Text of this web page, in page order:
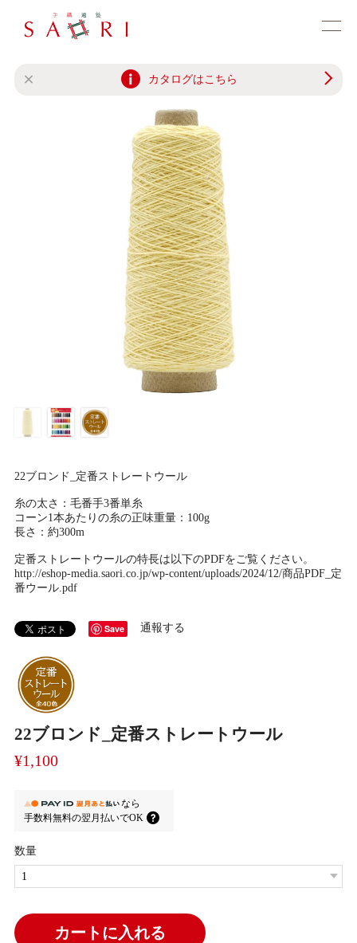
カタログはこちら
22ブロンド_定番ストレートウール
¥1,100
なら
手数料無料の翌月払いでOK
数量
カートに入れる
22ブロンド_定番ストレートウール
糸の太さ：毛番手3番単糸
コーン1本あたりの糸の正味重量：100g
長さ：約300m
定番ストレートウールの特長は以下のPDFをご覧ください。
http://eshop-media.saori.co.jp/wp-content/uploads/2024/12/商品PDF_定
番ウール.pdf
Save 通報する